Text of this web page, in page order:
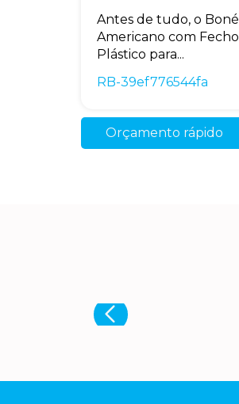
Antes de tudo, o Boné
Americano com Fecho
Plástico para...
RB-39ef776544fa
Orçamento rápido